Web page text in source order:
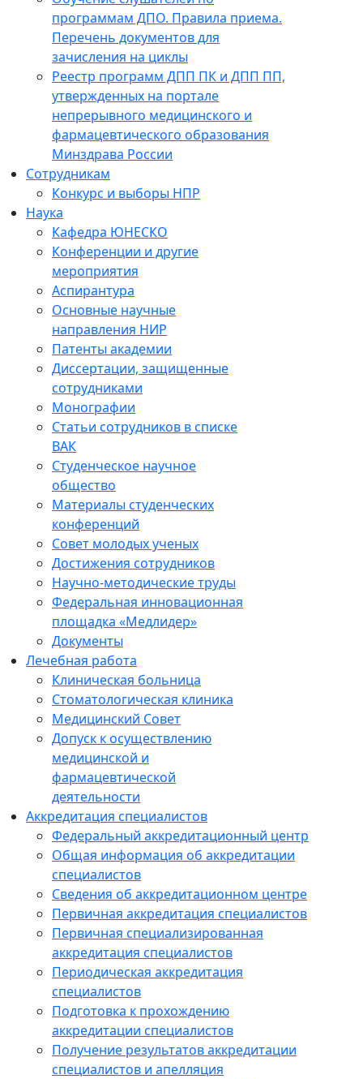
программам ДПО. Правила приема.
Перечень документов для
зачисления на циклы
Реестр программ ДПП ПК и ДПП ПП,
утвержденных на портале
непрерывного медицинского и
фармацевтического образования
Минздрава России
Сотрудникам
Конкурс и выборы НПР
Наука
Кафедра ЮНЕСКО
Конференции и другие
мероприятия
Аспирантура
Основные научные
направления НИР
Патенты академии
Диссертации, защищенные
сотрудниками
Монографии
Статьи сотрудников в списке
ВАК
Студенческое научное
общество
Материалы студенческих
конференций
Совет молодых ученых
Достижения сотрудников
Научно-методические труды
Федеральная инновационная
площадка «Медлидер»
Документы
Лечебная работа
Клиническая больница
Стоматологическая клиника
Медицинский Совет
Допуск к осуществлению
медицинской и
фармацевтической
деятельности
Аккредитация специалистов
Федеральный аккредитационный центр
Общая информация об аккредитации
специалистов
Сведения об аккредитационном центре
Первичная аккредитация специалистов
Первичная специализированная
аккредитация специалистов
Периодическая аккредитация
специалистов
Подготовка к прохождению
аккредитации специалистов
Получение результатов аккредитации
специалистов и апелляция